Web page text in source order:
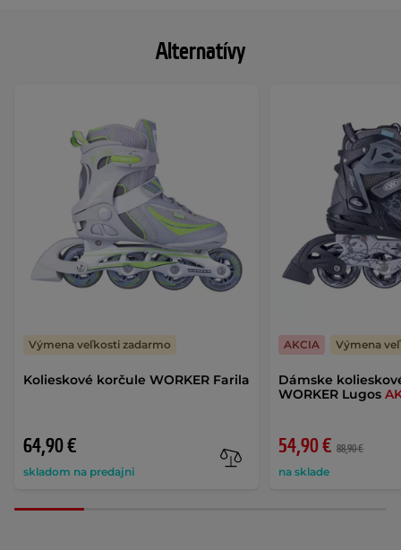
Alternatívy
Kolieskové korčule WORKER Farila
64,90 €
skladom na predajni
Výmena veľkosti zadarmo
Dámske
WORKER Lugos
54,90 € 88,90 €
na sklade
AKCIA Výmena